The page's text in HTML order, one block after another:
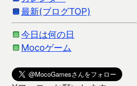
最新(ブログTOP)
今日は何の日
Mocoゲーム